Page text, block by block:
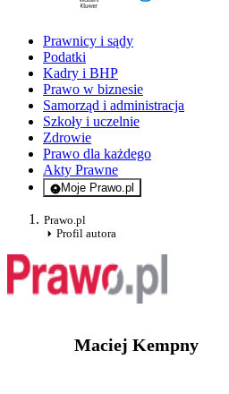
Prawnicy i sądy
Podatki
Kadry i BHP
Prawo w biznesie
Samorząd i administracja
Szkoły i uczelnie
Zdrowie
Prawo dla każdego
Akty Prawne
Moje Prawo.pl
- rejestracja i logowanie do
Prawo.pl
Profil autora
Maciej Kempny